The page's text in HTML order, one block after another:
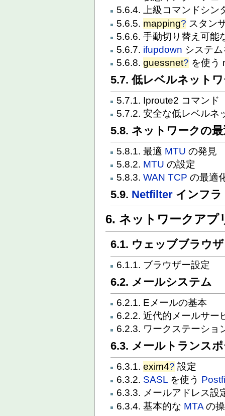
5.6.4. 上級コマンドシン
5.6.5. mapping? スタン
5.6.6. 手動切り替え可能
5.6.7. ifupdown システ
5.6.8.guessnet? を使う
5.7. 低レベルネット
5.7.1. Iproute2 コマンド
5.7.2. 安全な低レベルネ
5.8. ネットワークの
5.8.1. 最適 MTU の発見
5.8.2. MTU の設定
5.8.3.WAN TCP の最適
5.9. Netfilter インフラ
6. ネットワークアプ
6.1. ウェッブブラウ
6.1.1. ブラウザー設定
6.2. メールシステム
6.2.1. Eメールの基本
6.2.2. 近代的メールサー
6.2.3. ワークステーショ
6.3. メールトランス
6.3.1.exim4? 設定
6.3.2. SASL を使う
6.3.3. メールアドレス設
6.3.4. 基本的な MTA の